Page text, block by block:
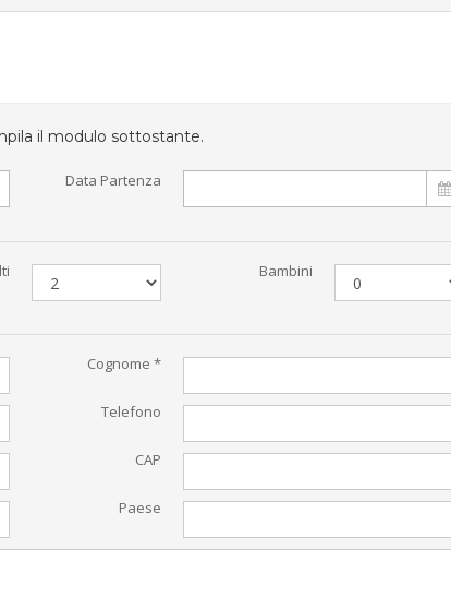
il modulo sottostante.
Data Partenza
Bambini
Cognome *
Telefono
CAP
Paese